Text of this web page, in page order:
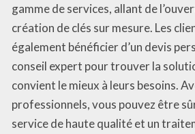
gamme de services, allant de
création de clés sur mesure. Les
également bénéficier d’un devis
conseil expert pour trouver la
convient le mieux à leurs besoins.
professionnels, vous pouvez être
service de haute qualité et un